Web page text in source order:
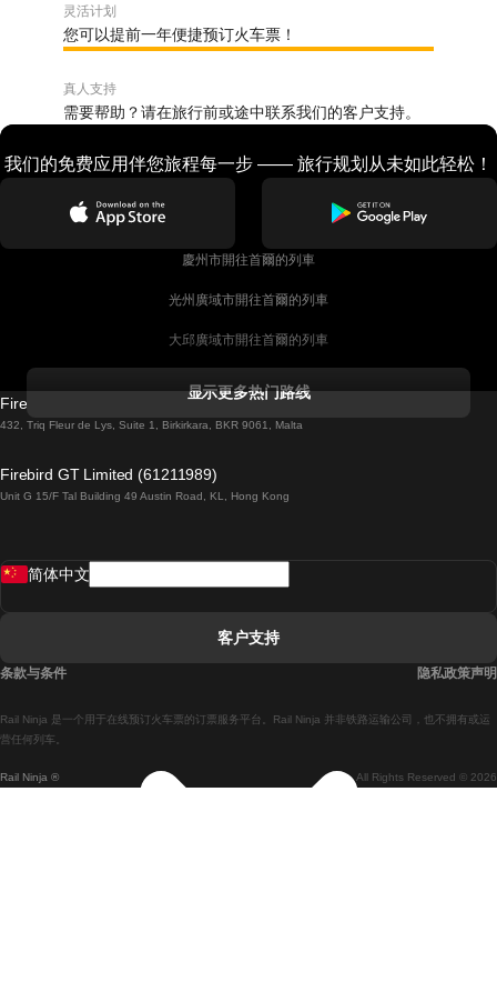
灵活计划
您可以提前一年便捷预订火车票！
真人支持
需要帮助？请在旅行前或途中联系我们的客户支持。
我们的免费应用伴您旅程每一步 —— 旅行规划从未如此轻松！
慶州市開往首爾的列車
光州廣域市開往首爾的列車
大邱廣域市開往首爾的列車
都柏林開往戈尔韦的列車
羅馬開往拿坡里的列車
馬德里開往巴塞罗那的列車
显示更多热门路线
Firebird GT Limited (OC 1451)
432, Triq Fleur de Lys, Suite 1, Birkirkara, BKR 9061, Malta
Firebird GT Limited (61211989)
Unit G 15/F Tal Building 49 Austin Road, KL, Hong Kong
Rail Ninja ® All Rights Reserved © 2026
Rail Ninja 是一个用于在线预订火车票的订票服务平台。Rail Ninja 并非铁路运输公司，也不拥有或运
营任何列车。
简体中文
客户支持
条款与条件 隐私政策声明